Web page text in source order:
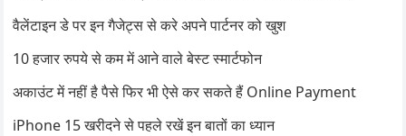
वैलेंटाइन डे पर इन गैजेट्स से करे अपने पार्टनर को खुश
10 हजार रुपये से कम में आने वाले बेस्ट स्मार्टफोन
अकाउंट में नहीं है पैसे फिर भी ऐसे कर सकते हैं Online Payment
iPhone 15 खरीदने से पहले रखें इन बातों का ध्यान